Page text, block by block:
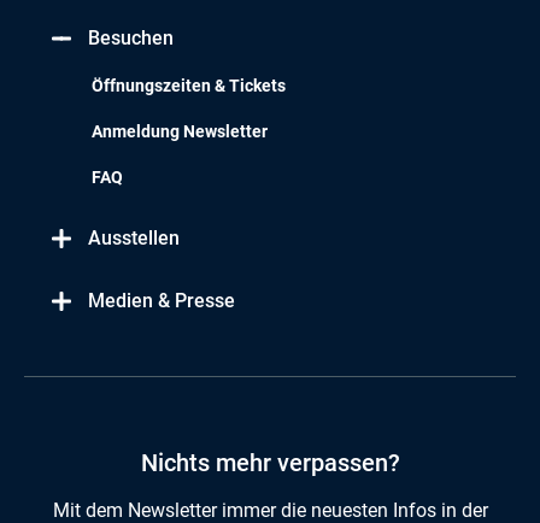
Besuchen
Öffnungszeiten & Tickets
Anmeldung Newsletter
FAQ
Ausstellen
Medien & Presse
Nichts mehr verpassen?
Mit dem Newsletter immer die neuesten Infos in der